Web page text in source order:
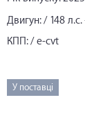
Двигун: / 148
КПП: / e-cvt
У поставці